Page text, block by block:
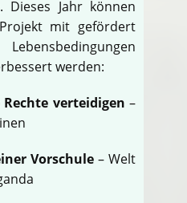
Dieses Jahr können
mit gefördert
werden:
Rechte verteidigen –
Vorschule – Welt